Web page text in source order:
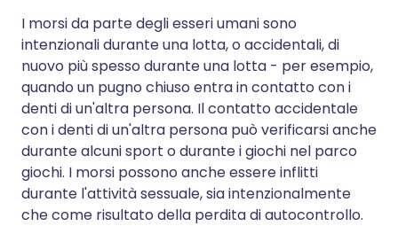
I morsi da parte degli esseri umani sono
intenzionali durante una lotta, o accidentali, di
nuovo più spesso durante una lotta - per esempio,
quando un pugno chiuso entra in contatto con i
denti di un'altra persona. Il contatto accidentale
con i denti di un'altra persona può verificarsi anche
durante alcuni sport o durante i giochi nel parco
giochi. I morsi possono anche essere inflitti
durante l'attività sessuale, sia intenzionalmente
che come risultato della perdita di autocontrollo.